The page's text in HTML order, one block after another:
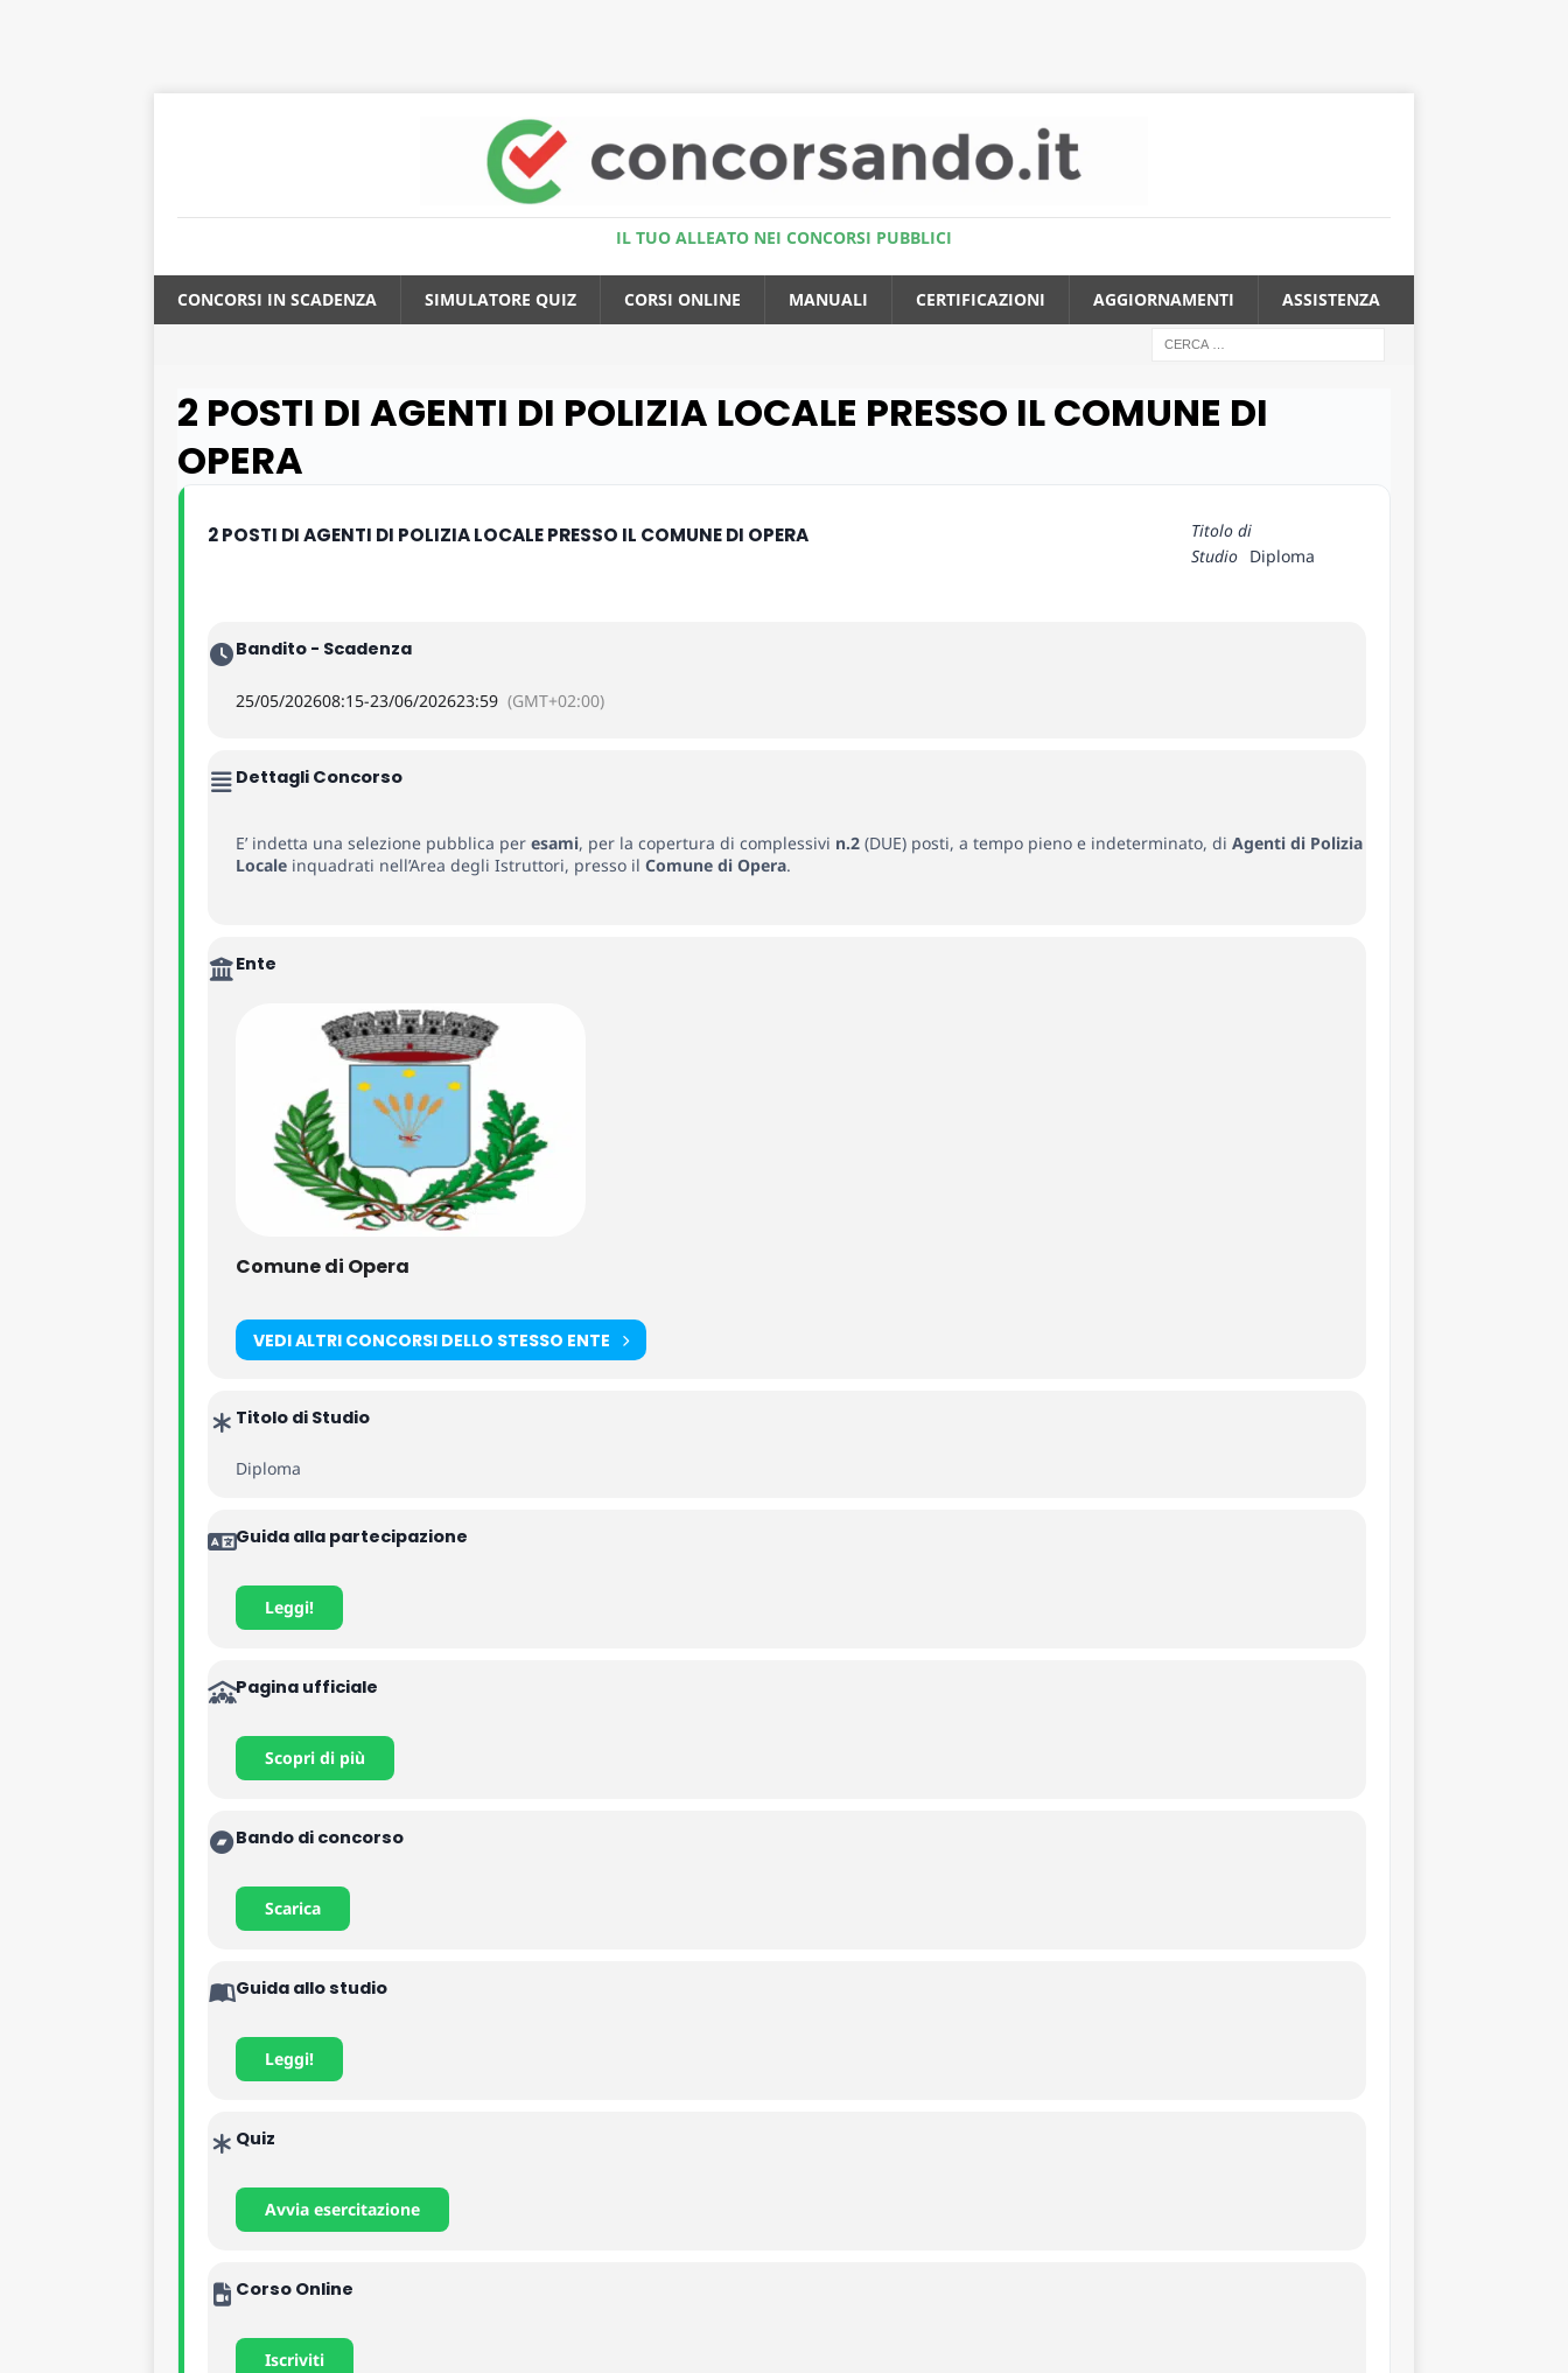
IL TUO ALLEATO NEI CONCORSI PUBBLICI
CONCORSI IN SCADENZA SIMULATORE QUIZ CORSI ONLINE MANUALI CERTIFICAZIONI AGGIORNAMENTI ASSISTENZA
2 POSTI DI AGENTI DI POLIZIA LOCALE PRESSO IL COMUNE DI
OPERA
2 POSTI DI AGENTI DI POLIZIA LOCALE PRESSO IL COMUNE DI OPERA
Titolo di
Studio Diploma
Bandito - Scadenza
25/05/202608:15-23/06/202623:59 (GMT+02:00)
Dettagli Concorso
E’ indetta una selezione pubblica per esami, per la copertura di complessivi n.2 (DUE) posti, a tempo pieno e indeterminato, di Agenti di Polizia
Locale inquadrati nell’Area degli Istruttori, presso il Comune di Opera.
Ente
Comune di Opera
VEDI ALTRI CONCORSI DELLO STESSO ENTE
Titolo di Studio
Diploma
Guida alla partecipazione
Leggi!
Pagina ufficiale
Scopri di più
Bando di concorso
Scarica
Guida allo studio
Leggi!
Quiz
Avvia esercitazione
Corso Online
Iscriviti